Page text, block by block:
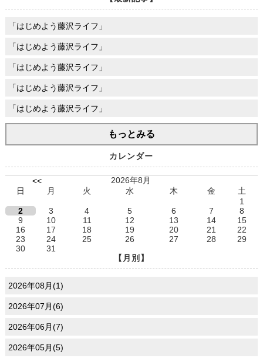
「はじめよう藤沢ライフ」
「はじめよう藤沢ライフ」
「はじめよう藤沢ライフ」
「はじめよう藤沢ライフ」
「はじめよう藤沢ライフ」
もっとみる
カレンダー
<<
2026年8月
日
月 火 水 木 金
土
1
2
3 4 5 6 7
8
9
10 11 12 13 14
15
16
17 18 19 20 21
22
23
24 25 26 27 28
29
30
31
【月別】
2026年08月(1)
2026年07月(6)
2026年06月(7)
2026年05月(5)